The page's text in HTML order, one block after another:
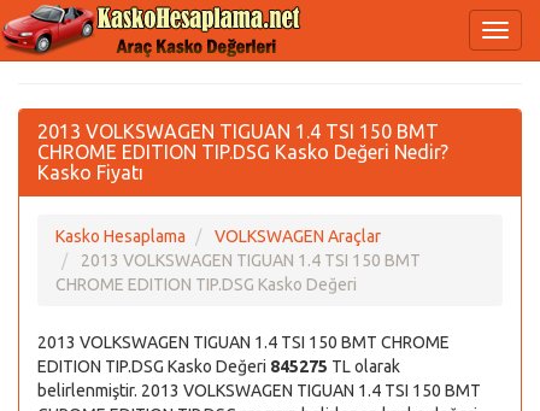
2013 VOLKSWAGEN TIGUAN 1.4 TSI 150 BMT
CHROME EDITION TIP.DSG Kasko Değeri Nedir?
Kasko Fiyatı
Kasko Hesaplama
VOLKSWAGEN Araçlar
2013 VOLKSWAGEN TIGUAN 1.4 TSI 150 BMT
CHROME EDITION TIP.DSG Kasko Değeri
2013 VOLKSWAGEN TIGUAN 1.4 TSI 150 BMT CHROME
EDITION TIP.DSG Kasko Değeri 845275 TL olarak
belirlenmiştir. 2013 VOLKSWAGEN TIGUAN 1.4 TSI 150 BMT